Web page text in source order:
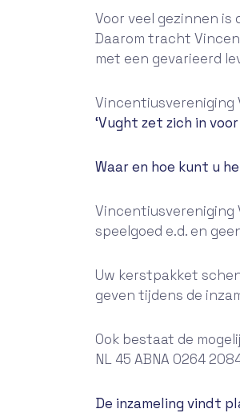
Voor veel gezinnen is
Daarom tracht
met een gevarieerd
Vincentiusvereniging
‘Vught zet zich in
Waar en hoe kunt u
Vincentiusvereniging
speelgoed e.d. en
Uw kerstpakket
geven tijdens de
Ook bestaat de
NL 45 ABNA 0264
De inzameling vindt